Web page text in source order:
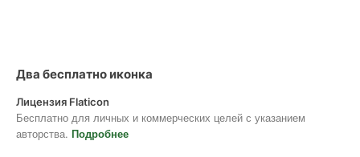
Два бесплатно иконка
Лицензия Flaticon
Бесплатно для личных и коммерческих целей с указанием
авторства. Подробнее